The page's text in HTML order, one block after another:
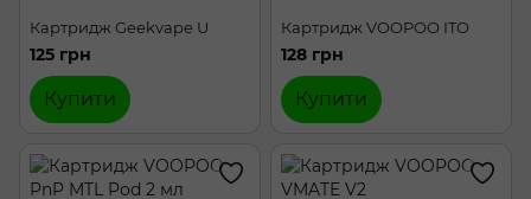
Картридж Geekvape U
125 грн
Купити
Картридж VOOPOO ITO
128 грн
Купити